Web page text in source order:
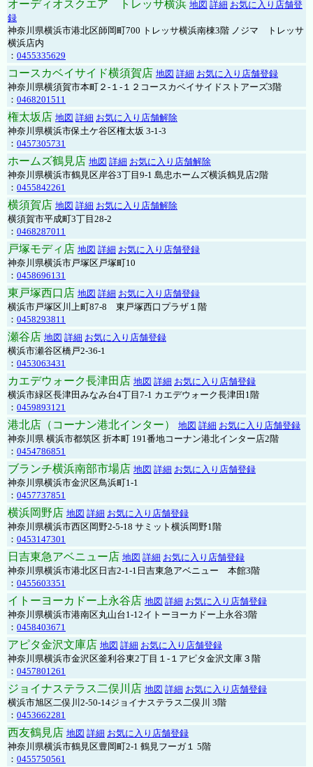
オーディオスクエア トレッサ横浜 地図 詳細 お気に入り店舗登
録
神奈川県横浜市港北区師岡町700 トレッサ横浜南棟3階 ノジマ トレッサ
横浜店内
： 0455335629
コースカベイサイド横須賀店 地図 詳細 お気に入り店舗登録
神奈川県横須賀市本町２-１-１２コースカベイサイドストアーズ3階
： 0468201511
権太坂店 地図 詳細 お気に入り店舗解除
神奈川県横浜市保土ケ谷区権太坂 3-1-3
： 0457305731
ホームズ鶴見店 地図 詳細 お気に入り店舗解除
神奈川県横浜市鶴見区岸谷3丁目9-1 島忠ホームズ横浜鶴見店2階
： 0455842261
横須賀店 地図 詳細 お気に入り店舗解除
横須賀市平成町3丁目28-2
： 0468287011
戸塚モディ店 地図 詳細 お気に入り店舗登録
神奈川県横浜市戸塚区戸塚町10
： 0458696131
東戸塚西口店 地図 詳細 お気に入り店舗登録
横浜市戸塚区川上町87-8 東戸塚西口プラザ１階
： 0458293811
瀬谷店 地図 詳細 お気に入り店舗登録
横浜市瀬谷区橋戸2-36-1
： 0453063431
カエデウォーク長津田店 地図 詳細 お気に入り店舗登録
横浜市緑区長津田みなみ台4丁目7-1 カエデウォーク長津田1階
： 0459893121
港北店（コーナン港北インター） 地図 詳細 お気に入り店舗登録
神奈川県 横浜市都筑区 折本町 191番地コーナン港北インター店2階
： 0454786851
ブランチ横浜南部市場店 地図 詳細 お気に入り店舗登録
神奈川県横浜市金沢区鳥浜町1-1
： 0457737851
横浜岡野店 地図 詳細 お気に入り店舗登録
神奈川県横浜市西区岡野2-5-18 サミット横浜岡野1階
： 0453147301
日吉東急アベニュー店 地図 詳細 お気に入り店舗登録
神奈川県横浜市港北区日吉2-1-1日吉東急アベニュー 本館3階
： 0455603351
イトーヨーカドー上永谷店 地図 詳細 お気に入り店舗登録
神奈川県横浜市港南区丸山台1-12イトーヨーカドー上永谷3階
： 0458403671
アピタ金沢文庫店 地図 詳細 お気に入り店舗登録
神奈川県横浜市金沢区釜利谷東2丁目１-１アピタ金沢文庫３階
： 0457801261
ジョイナステラス二俣川店 地図 詳細 お気に入り店舗登録
横浜市旭区二俣川2-50-14ジョイナステラス二俣川 3階
： 0453662281
西友鶴見店 地図 詳細 お気に入り店舗登録
神奈川県横浜市鶴見区豊岡町2-1 鶴見フーガ１ 5階
： 0455750561